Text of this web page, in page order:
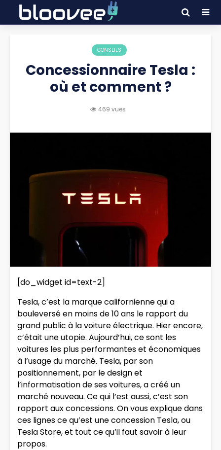
CONSEILS
Concessionnaire Tesla :
où et comment ?
469 vues
[do_widget id=text-2]
Tesla, c’est la marque californienne qui a
bouleversé en moins de 10 ans le rapport du
grand public à la voiture électrique. Hier encore,
c’était une utopie. Aujourd’hui, ce sont les
voitures les plus performantes et économiques
à l’usage du marché. Tesla, par son
positionnement, par le design et
l’informatisation de ses voitures, a créé un
marché nouveau. Ce qui l’est aussi, c’est son
rapport aux concessions. On vous explique dans
ces lignes ce qu’est une concession Tesla, ou
Tesla Store, et tout ce qu’il faut savoir à leur
propos.